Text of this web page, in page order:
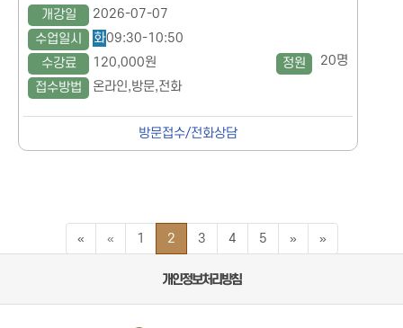
방문접수/전화상담
개강일
2026-07-07
수업일시
화09:30-10:50
수강료
120,000원 정원
20명
접수방법
온라인,방문,전화
«맨처음 페이지
«이전5페이지
1 2 3 4 5 »다음5페이지
»맨끝 페이지
개인정보처리방침